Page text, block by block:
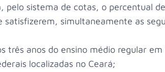
pelo sistema de cotas, o percentual
satisfizerem, simultaneamente as
três anos do ensino médio regular
localizadas no Ceará;